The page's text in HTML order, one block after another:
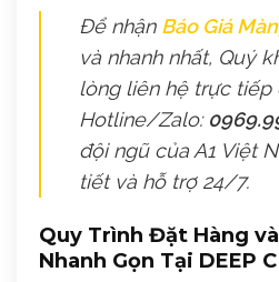
Để nhận Báo Giá
và nhanh nhất, Quý
lòng liên hệ trực tiếp
Hotline/Zalo:
đội ngũ của A1 Việt
tiết và hỗ trợ 24/7.
Quy Trình Đặt Hàng
Nhanh Gọn Tại DEEP C